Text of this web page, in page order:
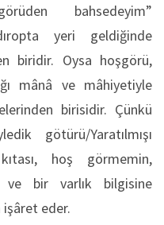
bahsedeyim”
yeri geldiğinde
biridir. Oysa hoşgörü,
mânâ ve mâhiyetiyle
birisidir. Çünkü
götürü/Yaratılmışı
hoş görmemin,
ve bir varlık bilgisine
işâret eder.